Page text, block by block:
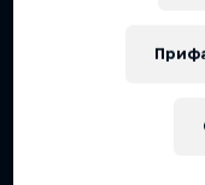
10 Септември